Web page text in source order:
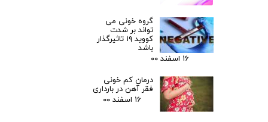
گروه خونی می
تواند بر شدت
کووید ۱۹ تاثیرگذار
باشد
۱۶ اسفند ۰۰
درمان کم خونی
فقر آهن در بارداری
۱۶ اسفند ۰۰